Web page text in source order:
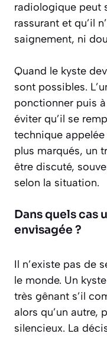
radiologique peut
rassurant et qu’il
saignement, ni
Quand le kyste
sont possibles.
ponctionner puis
éviter qu’il se
technique appelée
plus marqués, un
être discuté,
selon la situation.
Dans quels cas
envisagée ?
Il n’existe pas de
le monde. Un
très gênant s’il
alors qu’un autre,
silencieux. La